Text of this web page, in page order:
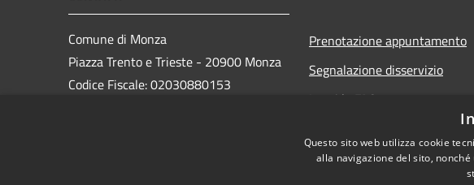
Comune di Monza
Piazza Trento e Trieste - 20900 Monza
Codice Fiscale: 02030880153
Prenotazione appuntamento
Segnalazione disservizio
Leggi le FAQ
Questo sito web utilizza cookie
alla navigazione del sito,